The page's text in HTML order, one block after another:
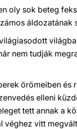
oly sok beteg
áldozatának
nem tudják
örömeiben és
elleni
tett annak a
véghez vitt